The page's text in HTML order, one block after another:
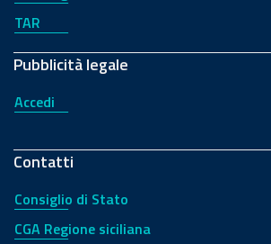
TAR
Pubblicità legale
Accedi
Contatti
Consiglio di Stato
CGA Regione siciliana